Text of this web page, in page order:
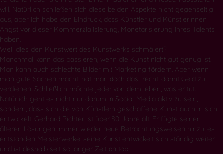
will. Natürlich schließen sich diese beiden Aspekte nicht gegenseitig
aus, aber ich habe den Eindruck, dass Künstler und Künstlerinnen
Angst vor dieser Kommerzialisierung, Monetarisierung ihres Talents
haben.
Weil dies den Kunstwert des Kunstwerks schmälert?
Manchmal kann das passieren, wenn die Kunst nicht gut genug ist.
Man kann auch schlechte Bilder mit Marketing fördern. Aber wenn
man gute Sachen macht, hat man doch das Recht, damit Geld zu
verdienen. Schließlich möchte jeder von dem leben, was er tut.
Natürlich geht es nicht nur darum in Social-Media aktiv zu sein,
sondern, dass sich die von Künstlern geschaffene Kunst auch in sich
entwickelt. Gerhard Richter ist über 80 Jahre alt. Er fügte seinen
älteren Lösungen immer wieder neue Betrachtungsweisen hinzu, es
entstanden Meisterwerke, seine Kunst entwickelt sich ständig weiter
und ist deshalb seit so langer Zeit on top.